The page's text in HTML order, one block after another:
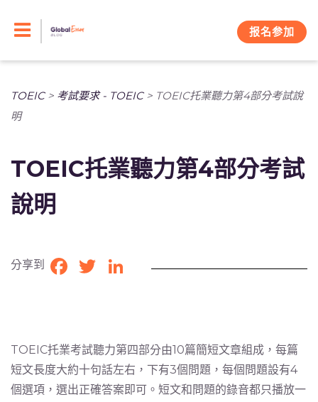
报名参加
TOEIC> 考試要求 - TOEIC> TOEIC托業聽力第4部分考試說
明
TOEIC托業聽力第4部分考試
說明
分享到 Facebook
TwitterLinkedIn
TOEIC托業考試聽力第四部分由10篇簡短文章組成，每篇
短文長度大約十句話左右，下有3個問題，每個問題設有4
個選項，選出正確答案即可。短文和問題的錄音都只播放一